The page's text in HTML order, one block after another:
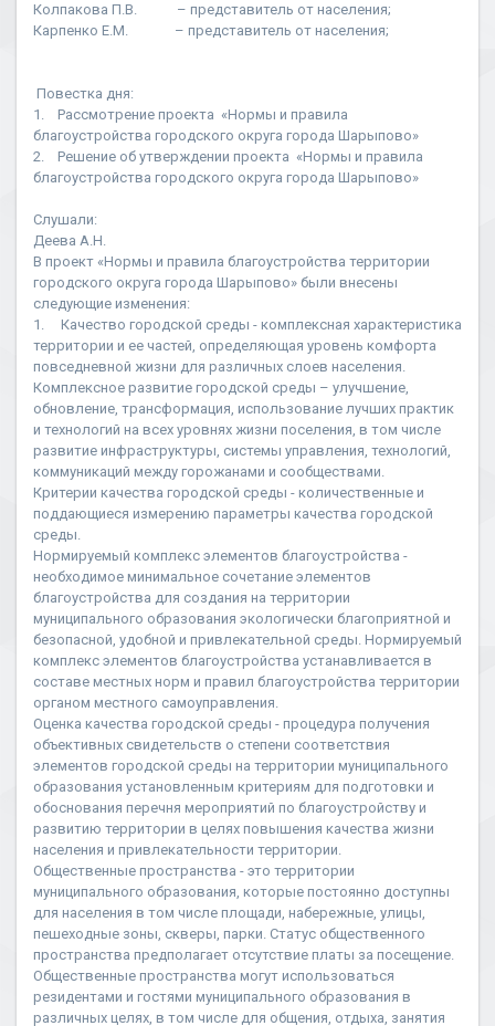
Колпакова П.В. – представитель от населения;
Карпенко Е.М. – представитель от населения;
Повестка дня:
1. Рассмотрение проекта «Нормы и правила
благоустройства городского округа города Шарыпово»
2. Решение об утверждении проекта «Нормы и правила
благоустройства городского округа города Шарыпово»
Слушали:
Деева А.Н.
В проект «Нормы и правила благоустройства территории
городского округа города Шарыпово» были внесены
следующие изменения:
1. Качество городской среды - комплексная характеристика
территории и ее частей, определяющая уровень комфорта
повседневной жизни для различных слоев населения.
Комплексное развитие городской среды – улучшение,
обновление, трансформация, использование лучших практик
и технологий на всех уровнях жизни поселения, в том числе
развитие инфраструктуры, системы управления, технологий,
коммуникаций между горожанами и сообществами.
Критерии качества городской среды - количественные и
поддающиеся измерению параметры качества городской
среды.
Нормируемый комплекс элементов благоустройства -
необходимое минимальное сочетание элементов
благоустройства для создания на территории
муниципального образования экологически благоприятной и
безопасной, удобной и привлекательной среды. Нормируемый
комплекс элементов благоустройства устанавливается в
составе местных норм и правил благоустройства территории
органом местного самоуправления.
Оценка качества городской среды - процедура получения
объективных свидетельств о степени соответствия
элементов городской среды на территории муниципального
образования установленным критериям для подготовки и
обоснования перечня мероприятий по благоустройству и
развитию территории в целях повышения качества жизни
населения и привлекательности территории.
Общественные пространства - это территории
муниципального образования, которые постоянно доступны
для населения в том числе площади, набережные, улицы,
пешеходные зоны, скверы, парки. Статус общественного
пространства предполагает отсутствие платы за посещение.
Общественные пространства могут использоваться
резидентами и гостями муниципального образования в
различных целях, в том числе для общения, отдыха, занятия